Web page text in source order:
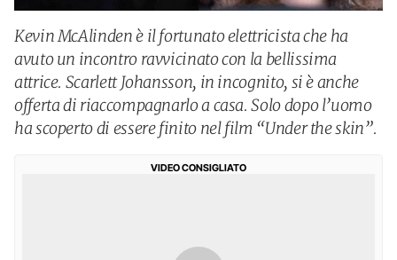
Kevin McAlinden è il fortunato elettricista che ha
avuto un incontro ravvicinato con la bellissima
attrice. Scarlett Johansson, in incognito, si è anche
offerta di riaccompagnarlo a casa. Solo dopo l’uomo
ha scoperto di essere finito nel film “Under the skin”.
VIDEO CONSIGLIATO